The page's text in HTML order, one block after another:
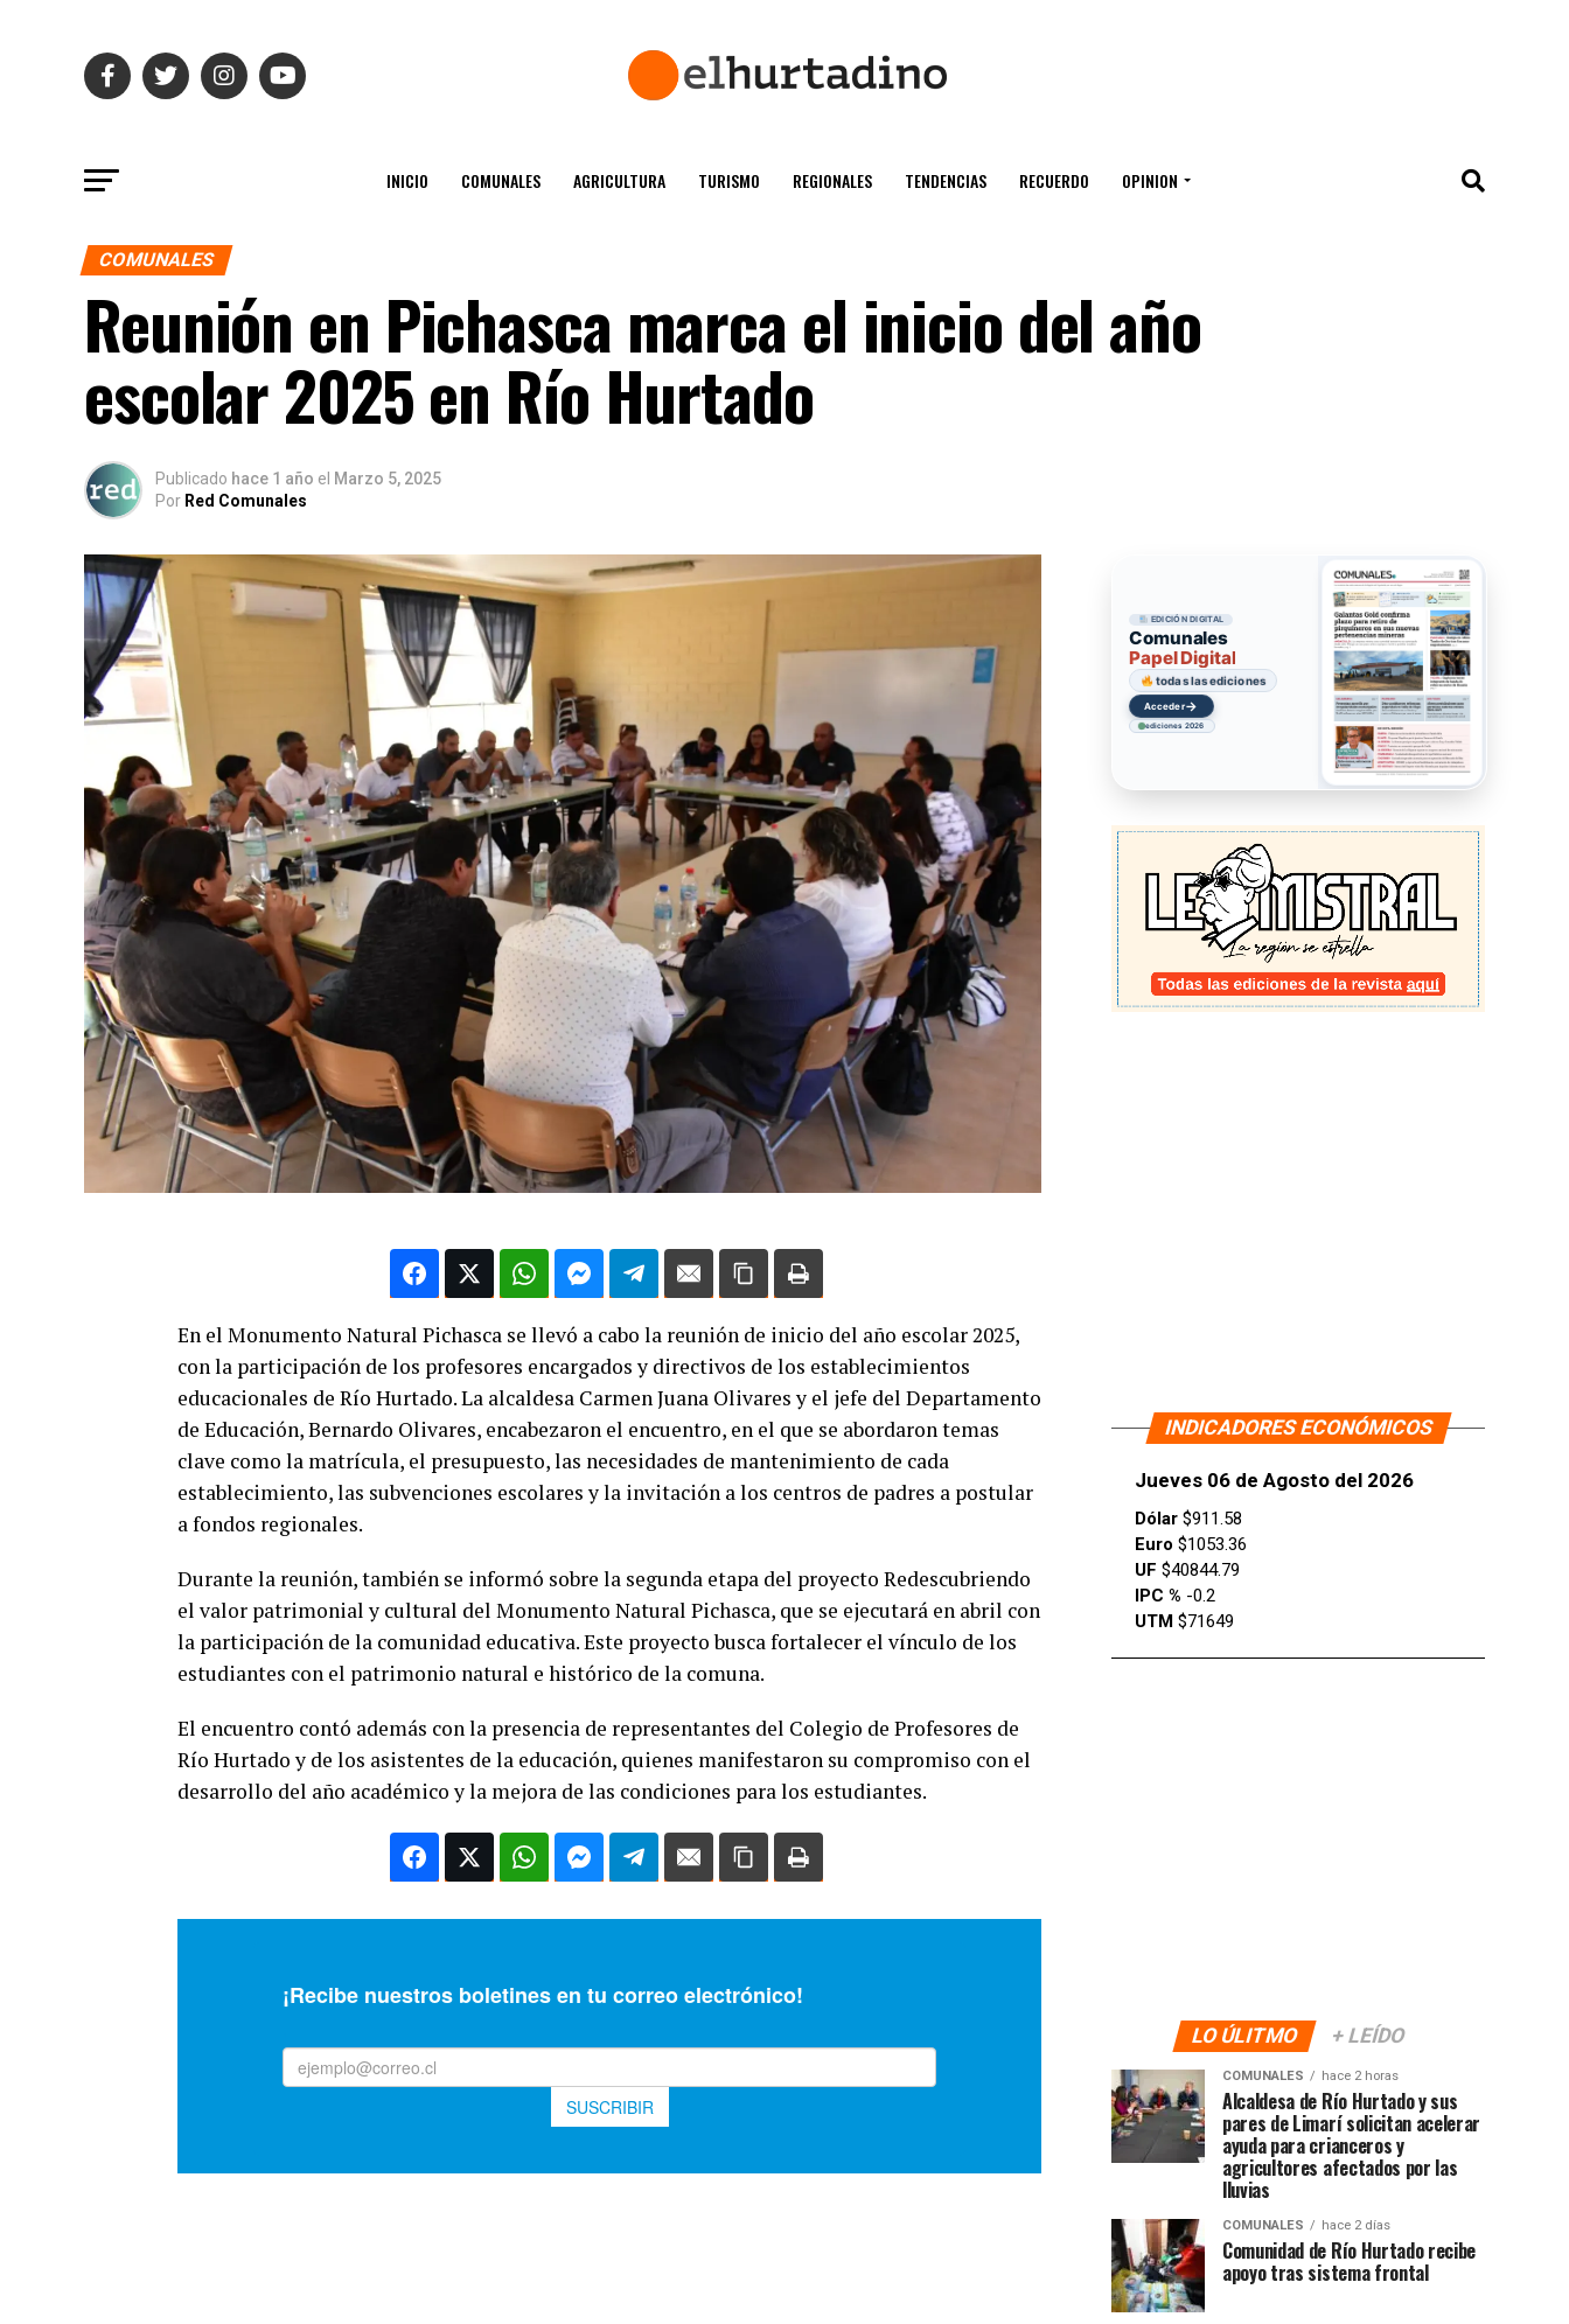
INICIO COMUNALES AGRICULTURA TURISMO REGIONALES TENDENCIAS RECUERDO OPINION
COMUNALES
Reunión en Pichasca marca el inicio del año
escolar 2025 en Río Hurtado
Publicado hace 1 año el Marzo 5, 2025
Por Red Comunales
En el Monumento Natural Pichasca se llevó a cabo la reunión de inicio del año escolar 2025,
con la participación de los profesores encargados y directivos de los establecimientos
educacionales de Río Hurtado. La alcaldesa Carmen Juana Olivares y el jefe del Departamento
de Educación, Bernardo Olivares, encabezaron el encuentro, en el que se abordaron temas
clave como la matrícula, el presupuesto, las necesidades de mantenimiento de cada
establecimiento, las subvenciones escolares y la invitación a los centros de padres a postular
a fondos regionales.
Durante la reunión, también se informó sobre la segunda etapa del proyecto Redescubriendo
el valor patrimonial y cultural del Monumento Natural Pichasca, que se ejecutará en abril con
la participación de la comunidad educativa. Este proyecto busca fortalecer el vínculo de los
estudiantes con el patrimonio natural e histórico de la comuna.
El encuentro contó además con la presencia de representantes del Colegio de Profesores de
Río Hurtado y de los asistentes de la educación, quienes manifestaron su compromiso con el
desarrollo del año académico y la mejora de las condiciones para los estudiantes.
EDICIÓN DIGITAL
Comunales
Papel Digital
todas las ediciones
Acceder→
ediciones 2026
INDICADORES ECONÓMICOS
Jueves 06 de Agosto del 2026
Dólar $911.58
Euro $1053.36
UF $40844.79
IPC % -0.2
UTM $71649
LO ÚLITMO + LEÍDO
COMUNALES hace 2 horas
Alcaldesa de Río Hurtado y sus
pares de Limarí solicitan acelerar
ayuda para crianceros y
agricultores afectados por las
lluvias
COMUNALES hace 2 días
Comunidad de Río Hurtado recibe
apoyo tras sistema frontal